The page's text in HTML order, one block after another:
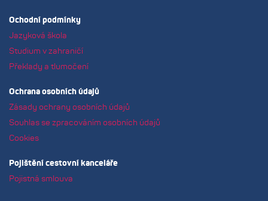
Ochodní podmínky
Jazyková škola
Studium v zahraničí
Překlady a tlumočení
Ochrana osobních údajů
Zásady ochrany osobních údajů
Souhlas se zpracováním osobních údajů
Cookies
Pojištění cestovní kanceláře
Pojistná smlouva